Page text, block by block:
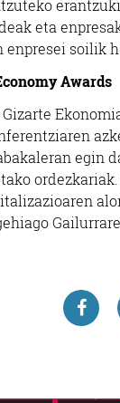
eta
soilik
Awards
Gizarte
egin